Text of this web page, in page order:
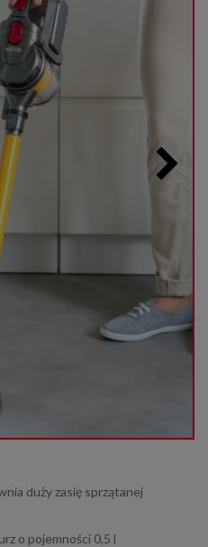
duży zasię sprzątanej
o pojemności 0,5 l